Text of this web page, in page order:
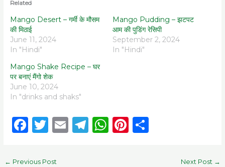
Related
Mango Desert – गर्मी के मौसम
की मिठाई
June 11, 2024
In "Hindi"
Mango Pudding – झटपट
आम की पुडिंग रेसिपी
September 2, 2024
In "Hindi"
Mango Shake Recipe – घर
पर बनाएं मैंगो शेक
June 10, 2024
In "drinks and shaks"
F
c
T
it
E T WPi S
← Previous Post Next Post →